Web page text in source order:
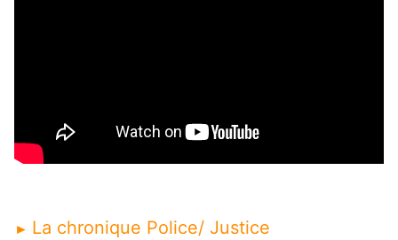
► La chronique Police/ Justice